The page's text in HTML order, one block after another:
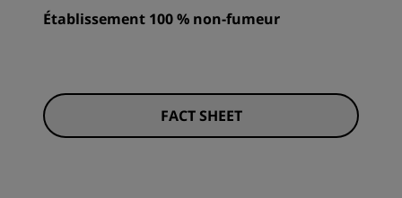
Établissement 100 % non-fumeur
FACT SHEET